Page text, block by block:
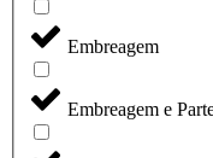
Embreagem
Embreagem e